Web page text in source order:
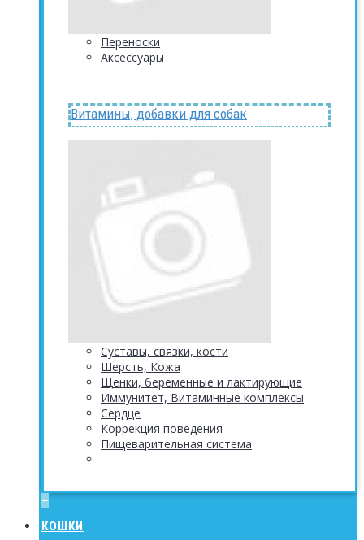
Переноски
Аксессуары
Витамины, добавки для собак
Суставы, связки, кости
Шерсть, Кожа
Щенки, беременные и лактирующие
Иммунитет, Витаминные комплексы
Сердце
Коррекция поведения
Пищеварительная система
+
КОШКИ